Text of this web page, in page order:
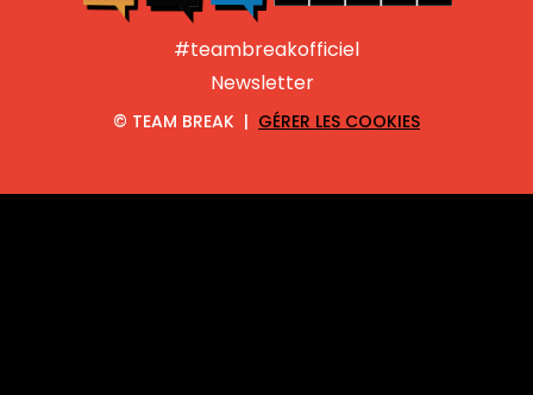
#teambreakofficiel
Newsletter
© TEAM BREAK | GÉRER LES COOKIES